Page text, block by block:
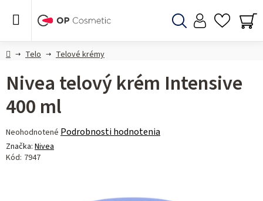
DomovTelo Telové krémy
Nivea telový krém Intensive
400 ml
Priemerné
hodnotenie
produktu
Neohodnotené Podrobnosti hodnotenia
Značka: Nivea
Kód: 7947